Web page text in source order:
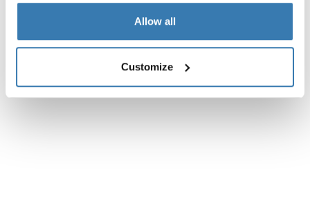
Allow all
Customize